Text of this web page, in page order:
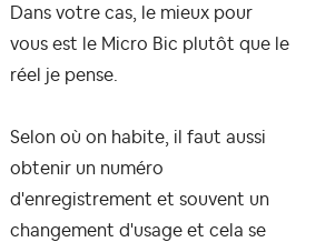
Dans votre cas, le mieux pour
vous est le Micro Bic plutôt que le
réel je pense.
Selon où on habite, il faut aussi
obtenir un numéro
d'enregistrement et souvent un
changement d'usage et cela se